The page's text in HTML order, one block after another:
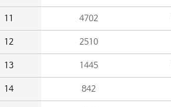
11 4702
12 2510
13 1445
14 842